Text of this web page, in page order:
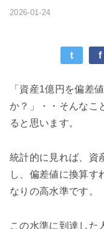
2026-01-24
t f
「資産1億円を偏差
か？」・・そんなこ
ると思います。
統計的に見れば、資
し、偏差値に換算す
なりの高水準です。
この水準に到達した